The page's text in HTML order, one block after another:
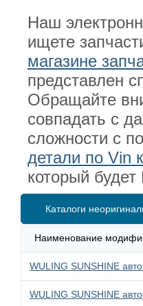
Наш
ищете
магазине
представлен
Обращайте
совпадать с
сложности с
детали по Vin
который
Каталоги
Наименование
WULING SUNSHINE
WULING SUNSHINE